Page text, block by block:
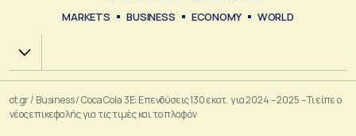
MARKETS BUSINESS ECONOMY WORLD
Χ.Α.
ot.gr/ Business/Coca Cola 3E: Επενδύσεις 130 εκατ. για 2024 – 2025 – Τι είπε ο
νέος επικεφαλής για τις τιμές και το πλαφόν